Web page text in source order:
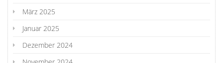
März 2025
Januar 2025
Dezember 2024